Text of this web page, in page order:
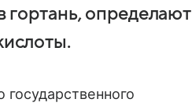
гортань, определают